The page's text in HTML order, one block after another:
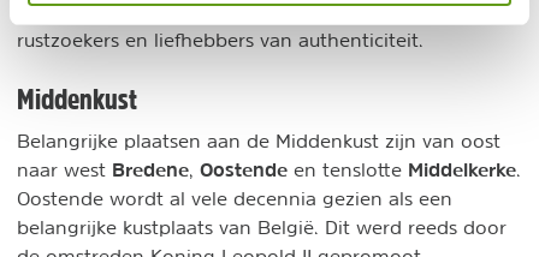
waardoor het een ideale bestemming is voor
rustzoekers en liefhebbers van authenticiteit.
Middenkust
Belangrijke plaatsen aan de Middenkust zijn van oost
naar west Bredene, Oostende en tenslotte Middelkerke.
Oostende wordt al vele decennia gezien als een
belangrijke kustplaats van België. Dit werd reeds door